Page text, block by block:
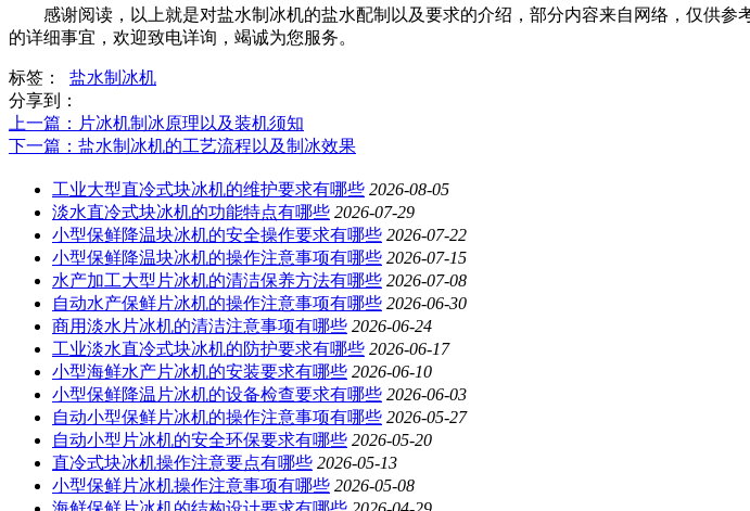
感谢阅读，以上就是对盐水制冰机的盐水配制以及要求的介绍，部分内容来自网络，仅供参
的详细事宜，欢迎致电详询，竭诚为您服务。
标签： 盐水制冰机
分享到：
上一篇 ：片冰机制冰原理以及装机须知
下一篇 ：盐水制冰机的工艺流程以及制冰效果
工业大型直冷式块冰机的维护要求有哪些 2026-08-05
淡水直冷式块冰机的功能特点有哪些 2026-07-29
小型保鲜降温块冰机的安全操作要求有哪些 2026-07-22
小型保鲜降温块冰机的操作注意事项有哪些 2026-07-15
水产加工大型片冰机的清洁保养方法有哪些 2026-07-08
自动水产保鲜片冰机的操作注意事项有哪些 2026-06-30
商用淡水片冰机的清洁注意事项有哪些 2026-06-24
工业淡水直冷式块冰机的防护要求有哪些 2026-06-17
小型海鲜水产片冰机的安装要求有哪些 2026-06-10
小型保鲜降温片冰机的设备检查要求有哪些 2026-06-03
自动小型保鲜片冰机的操作注意事项有哪些 2026-05-27
自动小型片冰机的安全环保要求有哪些 2026-05-20
直冷式块冰机操作注意要点有哪些 2026-05-13
小型保鲜片冰机操作注意事项有哪些 2026-05-08